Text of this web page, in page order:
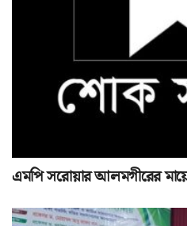
এমপি সরোয়ার আলমগীরের